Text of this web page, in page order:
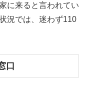
に来ると言われてい
況では、迷わず110
口